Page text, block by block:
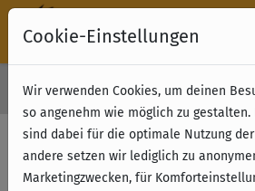
Kostenloser Versand & Retoure ab 49 €
Cookie-Einstellungen
Wir verwenden Cookies, um deinen
so angenehm wie möglich zu gestalten.
sind dabei für die optimale Nutzung
andere setzen wir lediglich zu
Marketingzwecken, für